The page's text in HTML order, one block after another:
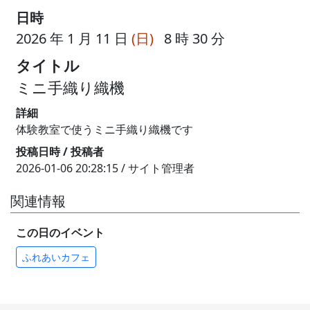
日時
2026 年 1 月 11 日 (日) 8 時 30 分
タイトル
ミニ手織り織機
詳細
体験教室で使うミニ手織り織機です
投稿日時 / 投稿者
2026-01-06 20:28:15 / サイト管理者
関連情報
この日のイベント
ふれあいカフェ